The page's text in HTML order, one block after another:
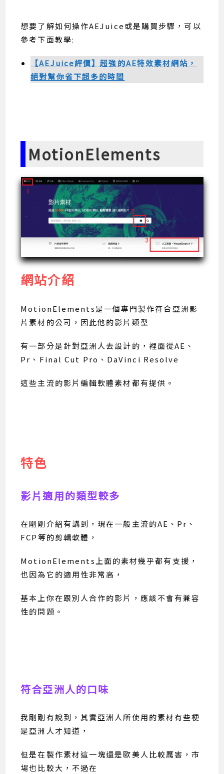
想要了解如何操作AEJuice或是購買步驟，可以
參考下面教學:
【AEJuice評價】超強的AE特效素材網站，
絕對幫你省下超多的時間
MotionElements
網站介紹
MotionElements是一個專門製作符合亞洲影
片素材的公司，因此他的影片類型
有一部分是針對亞洲人去設計的，裡面從AE、
Pr、Final Cut Pro、DaVinci Resolve
這些主流的影片編輯軟體素材都有提供。
特色
影片適用的類型較多
在剛剛介紹有講到，現在一般主流的AE、Pr、
FCP等的剪輯軟體，
MotionElements上面的素材幾乎都有支援，
也因為它的適用性非常高，
基本上你在跟別人合作的影片，應該不會有兼容
性的問題。
符合亞洲人的口味
我剛剛有說到，其實亞洲人所使用的素材有些梗
是亞洲人才知道，
但是在製作素材這一塊還是歐美人比較厲害，市
場也比較大，不過在